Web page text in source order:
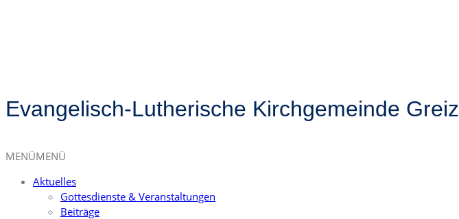
Evangelisch-Lutherische Kirchgemeinde Greiz
MENÜMENÜ
Aktuelles
Gottesdienste & Veranstaltungen
Beiträge